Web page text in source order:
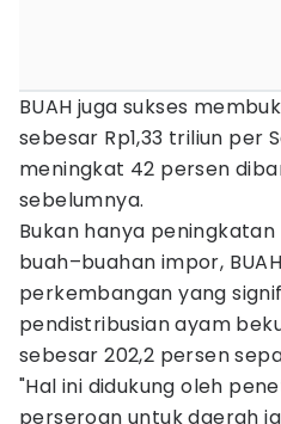
BUAH juga sukses
sebesar Rp1,33 triliun per
meningkat 42 persen
sebelumnya.
Bukan hanya
buah–buahan impor,
perkembangan yang
pendistribusian ayam
sebesar 202,2 persen
"Hal ini didukung oleh
perseroan untuk daerah